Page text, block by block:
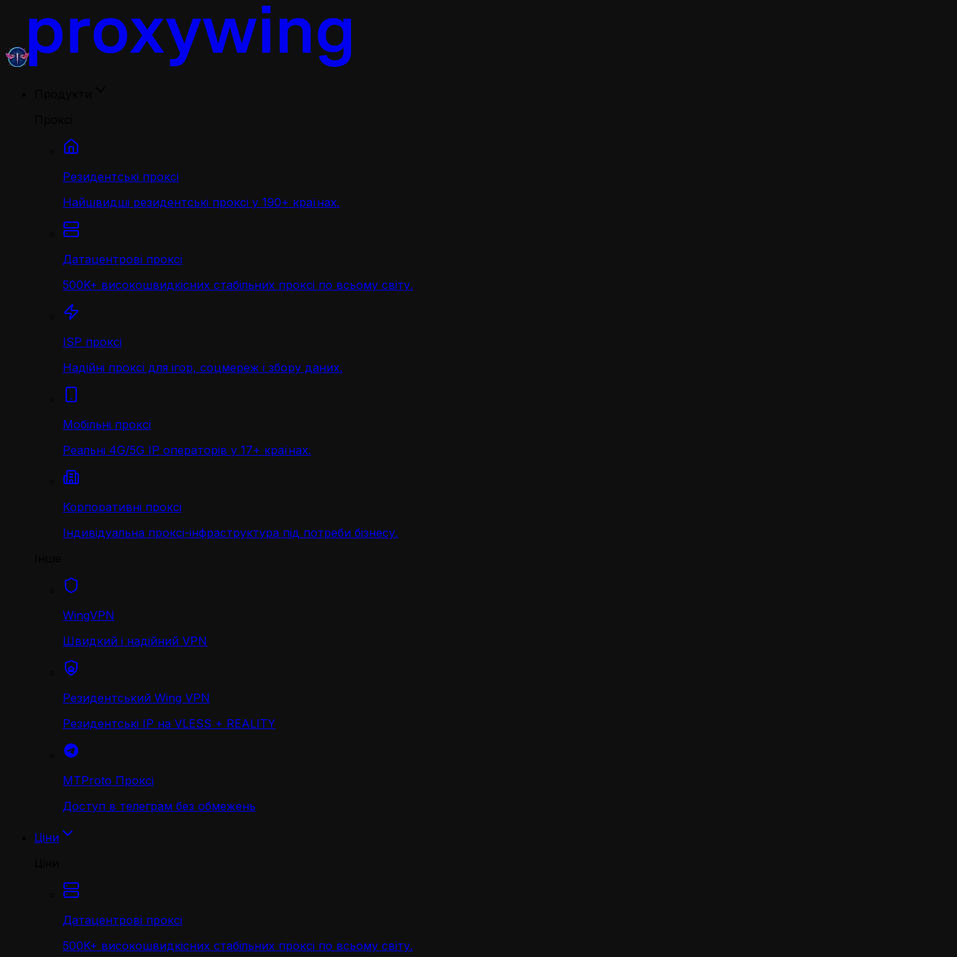
Резидентські проксі
Найшвидші резидентські проксі у 190+ країнах.
Датацентрові проксі
500K+ високошвидкісних стабільних проксі по всьому світу.
ISP проксі
Надійні проксі для ігор, соцмереж і збору даних.
Мобільні проксі
Реальні 4G/5G IP операторів у 17+ країнах.
Корпоративні проксі
Індивідуальна проксі-інфраструктура під потреби бізнесу.
WingVPN
Швидкий і надійний VPN
Резидентський Wing VPN
Резидентські IP на VLESS + REALITY
MTProto Проксі
Доступ в телеграм без обмежень
Ціни
Датацентрові проксі
500K+ високошвидкісних стабільних проксі по всьому світу.